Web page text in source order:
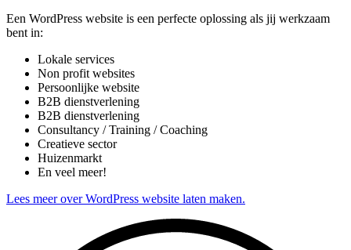
Een WordPress website is een perfecte oplossing als jij werkzaam
bent in:
Lokale services
Non profit websites
Persoonlijke website
B2B dienstverlening
B2B dienstverlening
Consultancy / Training / Coaching
Creatieve sector
Huizenmarkt
En veel meer!
Lees meer over WordPress website laten maken.